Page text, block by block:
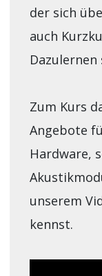
der sich
auch
Zum Kurs
Angebote
Hardware,
unserem
kennst.